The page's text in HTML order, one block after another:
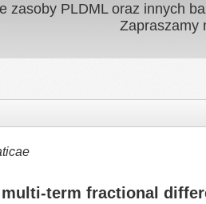
zasoby PLDML oraz innych
Zapraszamy
term fractional